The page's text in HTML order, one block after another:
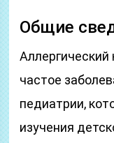
Общие
частое
педиатрии,
изучения